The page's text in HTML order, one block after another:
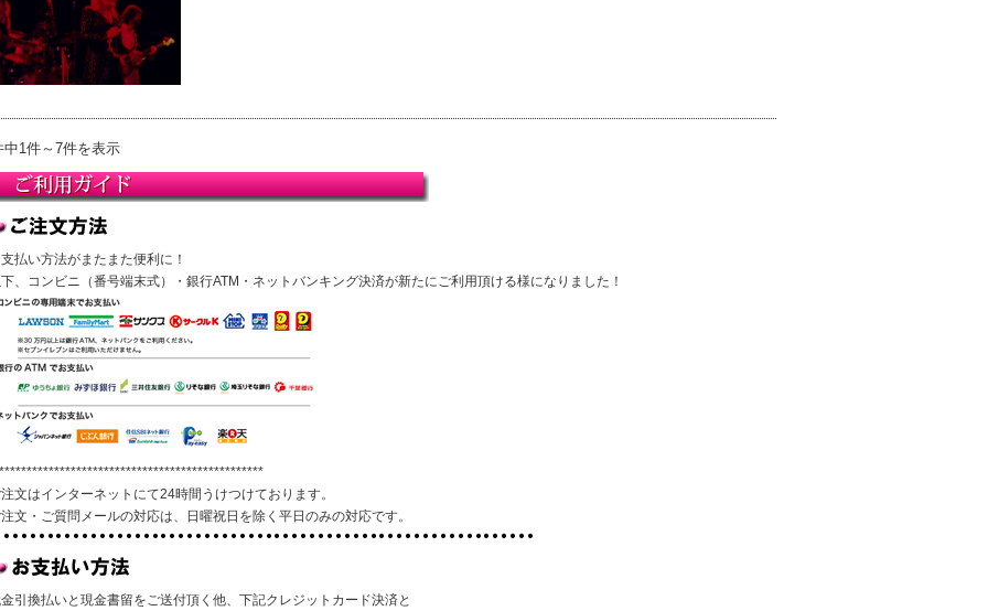
中1件～7件を表示
払い方法がまたまた便利に！
、コンビニ（番号端末式）・銀行ATM・ネットバンキング決済が新たにご利用頂ける様になりました！
文はインターネットにて24時間うけつけております。
文・ご質問メールの対応は、日曜祝日を除く平日のみの対応です。
引換払いと現金書留をご送付頂く他、下記クレジットカード決済と